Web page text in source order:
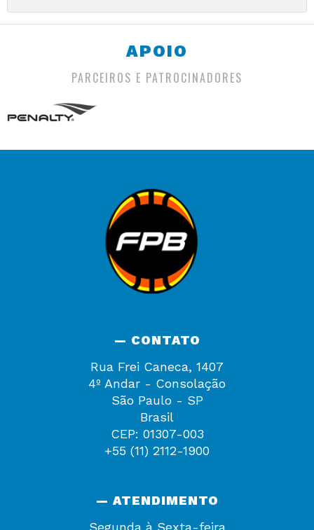
APOIO
PARCEIROS E PATROCINADORES
— CONTATO
Rua Frei Caneca, 1407
4º Andar - Consolação
São Paulo - SP
Brasil
CEP: 01307-003
+55 (11) 2112-1900
— ATENDIMENTO
Segunda à Sexta-feira